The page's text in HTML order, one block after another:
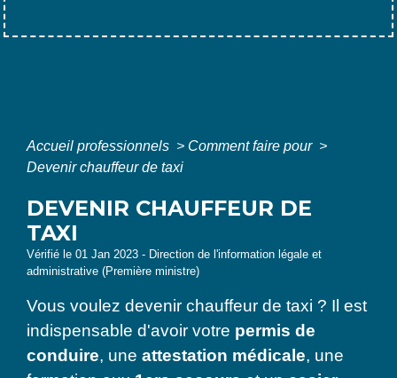
Accueil professionnels > Comment faire pour >
Devenir chauffeur de taxi
DEVENIR CHAUFFEUR DE
TAXI
Vérifié le 01 Jan 2023 - Direction de l'information légale et
administrative (Première ministre)
Vous voulez devenir chauffeur de taxi ? Il est
indispensable d'avoir votre permis de
conduire, une attestation médicale, une